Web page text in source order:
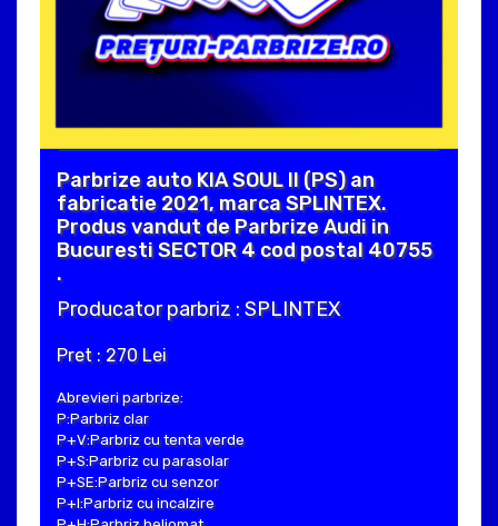
Parbrize auto KIA SOUL II (PS) an
fabricatie 2021, marca SPLINTEX.
Produs vandut de Parbrize Audi in
Bucuresti SECTOR 4 cod postal 40755
.
Producator parbriz : SPLINTEX
Pret : 270 Lei
Abrevieri parbrize:
P:Parbriz clar
P+V:Parbriz cu tenta verde
P+S:Parbriz cu parasolar
P+SE:Parbriz cu senzor
P+I:Parbriz cu incalzire